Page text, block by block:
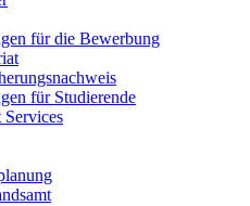
für die Bewerbung
für Studierende
Services